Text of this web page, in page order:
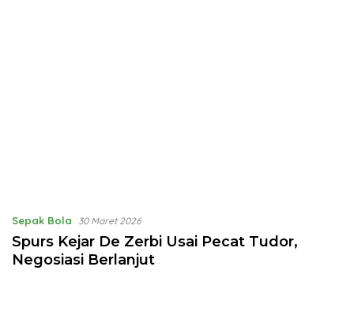
Sepak Bola 30 Maret 2026
Spurs Kejar De Zerbi Usai Pecat Tudor,
Negosiasi Berlanjut